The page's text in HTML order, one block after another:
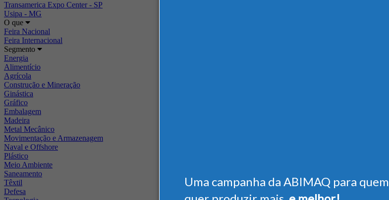
Uma campanha da ABIMAQ para quem
Transamerica Expo Center - SP
Usipa - MG
O que
Feira Nacional
Feira Internacional
Segmento
Energia
Alimentício
Agrícola
Construção e Mineração
Ginástica
Gráfico
Embalagem
Madeira
Metal Mecânico
Movimentação e Armazenagem
Naval e Offshore
Plástico
Meio Ambiente
Saneamento
Têxtil
Defesa